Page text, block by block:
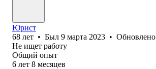
Юрист
68 лет • Был 9 марта 2023 • Обновлено
Не ищет работу
Общий опыт
6 лет 8 месяцев